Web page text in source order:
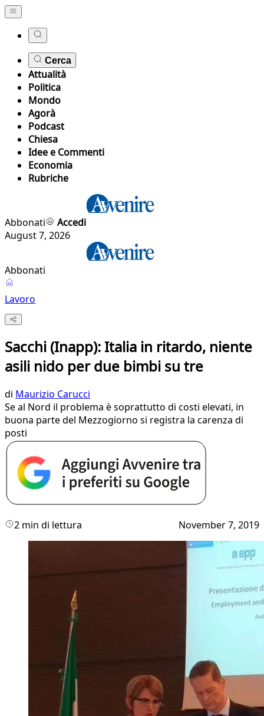
Cerca
Attualità
Politica
Mondo
Agorà
Podcast
Chiesa
Idee e Commenti
Economia
Rubriche
Abbonati
Accedi
August 7, 2026
Abbonati
Lavoro
Sacchi (Inapp): Italia in ritardo, niente
asili nido per due bimbi su tre
di Maurizio Carucci
Se al Nord il problema è soprattutto di costi elevati, in
buona parte del Mezzogiorno si registra la carenza di
posti
2 min di lettura November 7, 2019